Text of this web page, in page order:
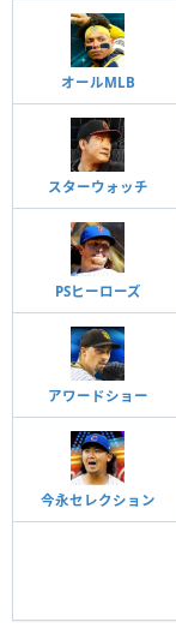
オールMLB
スターウォッチ
PSヒーローズ
アワードショー
今永セレクション